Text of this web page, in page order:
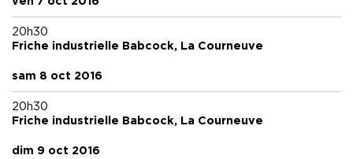
suis une école »(2009, Editions Les Prairies
Ordinaires), ouvrage qui relate l’aventure que
presses du réel en partenariat avec le Musée
www.borischarmatz.org
20h30
Friche industrielle Babcock, La Courneuve
sam 8 oct 2016
20h30
Friche industrielle Babcock, La Courneuve
dim 9 oct 2016